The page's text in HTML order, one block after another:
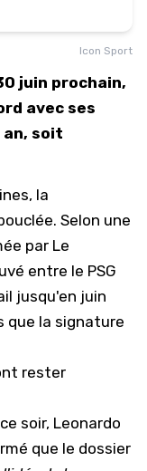
Icon Sport
juin prochain,
avec ses
soit
, la
Selon une
par Le
entre le PSG
jusqu'en juin
que la signature
rester
soir, Leonardo
que le dossier